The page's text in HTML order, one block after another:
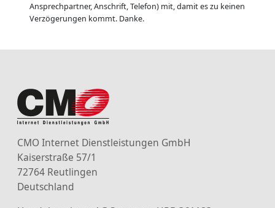
Ansprechpartner, Anschrift, Telefon) mit, damit es zu keinen
Verzögerungen kommt. Danke.
CMO Internet Dienstleistungen GmbH
Kaiserstraße 57/1
72764 Reutlingen
Deutschland